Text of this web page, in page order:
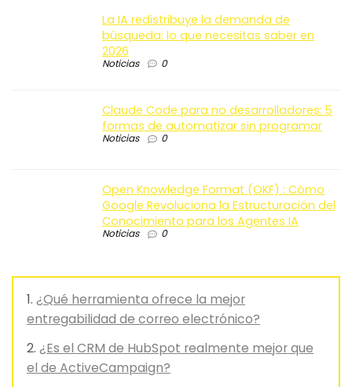
La IA redistribuye la demanda de
búsqueda: lo que necesitas saber en
2026
Noticias 0
Claude Code para no desarrolladores: 5
formas de automatizar sin programar
Noticias 0
Open Knowledge Format (OKF) : Cómo
Google Revoluciona la Estructuración del
Conocimiento para los Agentes IA
Noticias 0
¿Qué herramienta ofrece la mejor
entregabilidad de correo electrónico?
¿Es el CRM de HubSpot realmente mejor que
el de ActiveCampaign?